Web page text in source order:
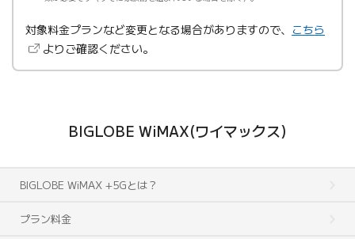
対象料金プランなど変更となる場合がありますので、 こちら
よりご確認ください。
BIGLOBE WiMAX(ワイマックス)
BIGLOBE WiMAX +5Gとは？
プラン料金